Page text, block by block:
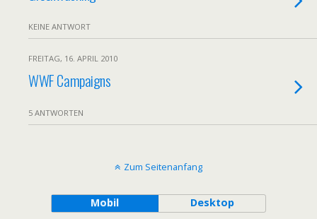
KEINE ANTWORT
FREITAG, 16. APRIL 2010
WWF Campaigns
5 ANTWORTEN
Zum Seitenanfang
Mobil Desktop